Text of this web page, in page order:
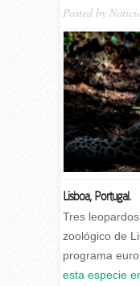
Posted by
Lisboa, Portugal.
Tres
zoológico de
programa
esta especie